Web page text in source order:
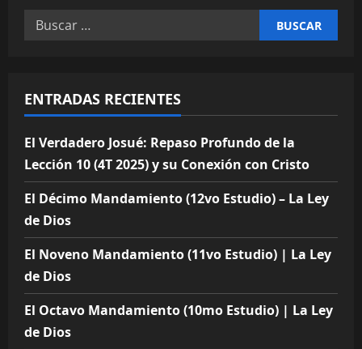
Buscar:
ENTRADAS RECIENTES
El Verdadero Josué: Repaso Profundo de la
Lección 10 (4T 2025) y su Conexión con Cristo
El Décimo Mandamiento (12vo Estudio) – La Ley
de Dios
El Noveno Mandamiento (11vo Estudio) | La Ley
de Dios
El Octavo Mandamiento (10mo Estudio) | La Ley
de Dios